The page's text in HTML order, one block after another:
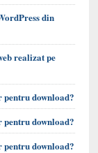
din
realizat pe
pentru download?
pentru download?
pentru download?